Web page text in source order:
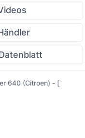
640 (Citroen) -